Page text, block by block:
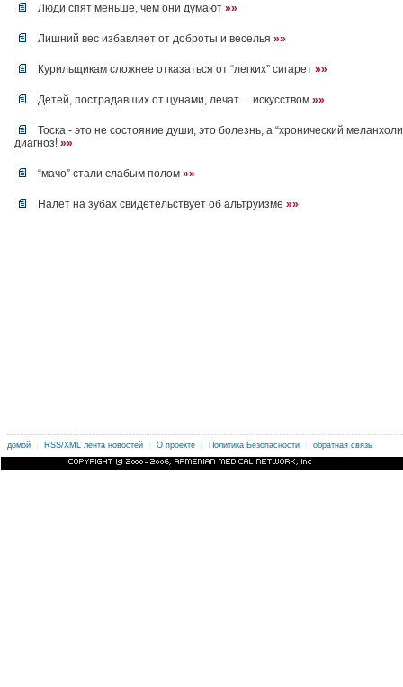
Люди спят меньше, чем они думают »»
Лишний вес избавляет от доброты и веселья »»
Курильщикам сложнее отказаться от “легких” сигарет »»
Детей, пострадавших от цунами, лечат… искусством »»
Тоска - это не состояние души, это болезнь, а “хронический
диагноз! »»
“мачо” стали слабым полом »»
Налет на зубах свидетельствует об альтруизме »»
домой | RSS/XML лента новостей | О проекте | Политика Безопасности | обратная связь